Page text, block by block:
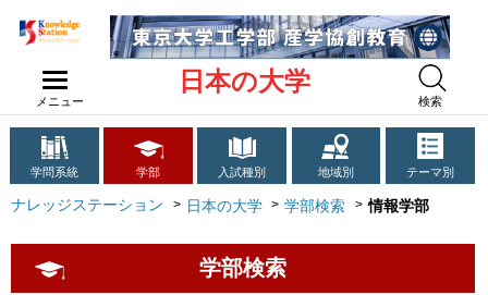
メニュー
日本の大学
検索
学問系統 学部 入試種別 地域別 テーマ別
ナレッジステーション 日本の大学 学部検索 情報学部
学部検索